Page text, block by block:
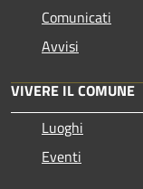
Comunicati
Avvisi
VIVERE IL COMUNE
Luoghi
Eventi